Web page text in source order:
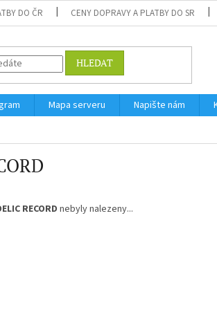
DO ČR CENY DOPRAVY A PLATBY DO SR
HLEDAT
Mapa serveru Napište nám
RECORD nebyly nalezeny...